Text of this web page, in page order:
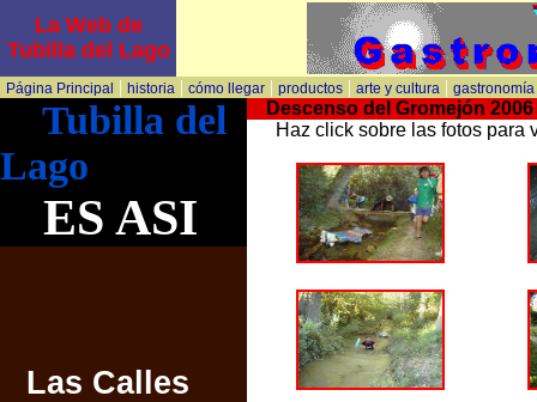
La Web de
Tubilla del Lago
Página Principal | historia | cómo llegar| productos| arte y cultura | gastronomía
Tubilla del
Lago
ES ASI
Las Calles
Descenso del Gromejón
Haz click sobre las fotos para